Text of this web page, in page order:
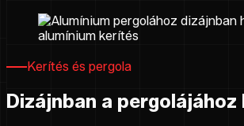
Kerítés és pergola
Dizájnban a pergolájához